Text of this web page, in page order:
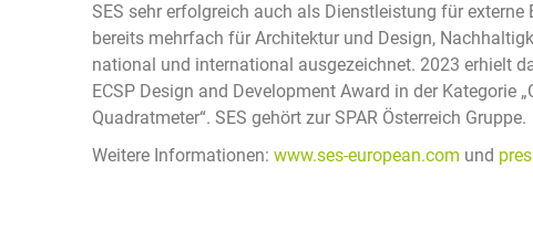
SES sehr erfolgreich auch als Dienstleistung für
bereits mehrfach für Architektur und Design,
national und international ausgezeichnet. 2023 erhielt
ECSP Design and Development Award in der Kategorie
Quadratmeter“. SES gehört zur SPAR Österreich Gruppe.
Weitere Informationen: www.ses-european.com und